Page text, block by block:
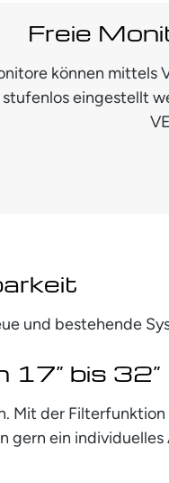
Freie
können mittels
eingestellt
und bestehende
17” bis 32”
der
gern ein